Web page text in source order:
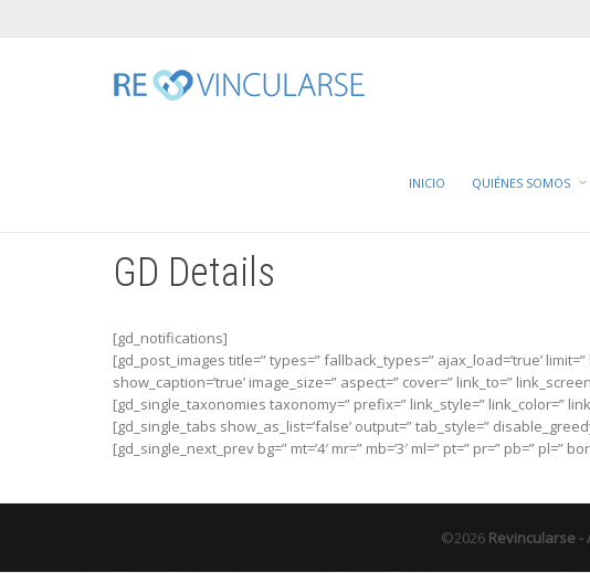
INICIO QUIÉNES SOMOS
GD Details
[gd_notifications]
[gd_post_images title=” types=” fallback_types=” ajax_load=’true’
show_caption=’true’ image_size=” aspect=” cover=” link_to=”
[gd_single_taxonomies taxonomy=” prefix=” link_style=” link_color=”
[gd_single_tabs show_as_list=’false’ output=” tab_style=”
[gd_single_next_prev bg=” mt=’4′ mr=” mb=’3′ ml=” pt=” pr=” pb=”
©2026Revincularse -